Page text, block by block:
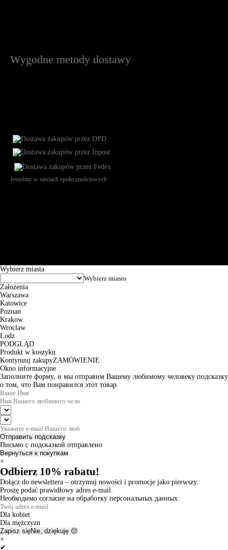
Wygodne metody dostawy
Jesteśmy w sieciach społecznościowych
Wybierz miasta
Założenia
Warszawa
Katowice
Poznan
Krakow
Wroclaw
Lodz
PODGLĄD
Produkt w koszyku
Kontynuuj zakupyZAMÓWIENIE
Okno informacyjne
Заполните форму, и мы отправим Вашему любимому человеку подсказку
о том, что Вам понравился этот товар.
Отправить подсказку
Письмо с подсказкой отправлено
Вернуться к покупкам
×
Odbierz 10% rabatu!
Dołącz do newslettera – otrzymuj nowości i promocje jako pierwszy.
Proszę podać prawidłowy adres e-mail.
Необходимо согласие на обработку персональных данных
Dla kobiet
Dla mężczyzn
Zapisz sięNie, dziękuję 😔
×
✔